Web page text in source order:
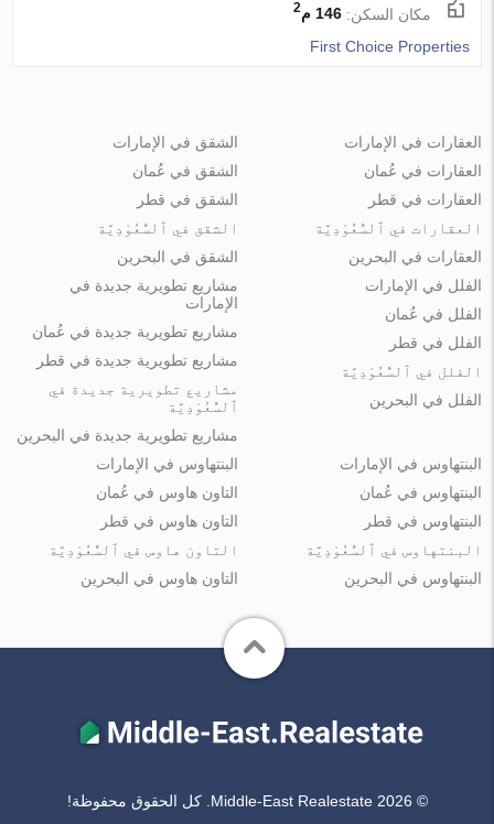
مكان السكن:146 م 2
First Choice Properties
العقارات في الإمارات
العقارات في عُمان
العقارات في قطر
العقارات في ٱلسُّعُوْدِيَّة
العقارات في البحرين
الشقق في الإمارات
الشقق في عُمان
الشقق في قطر
الشقق في ٱلسُّعُوْدِيَّة
الشقق في البحرين
الفلل في الإمارات
الفلل في عُمان
الفلل في قطر
الفلل في ٱلسُّعُوْدِيَّة
الفلل في البحرين
مشاريع تطويرية جديدة في
الإمارات
مشاريع تطويرية جديدة في عُمان
مشاريع تطويرية جديدة في قطر
مشاريع تطويرية جديدة في
ٱلسُّعُوْدِيَّة
مشاريع تطويرية جديدة في البحرين
البنتهاوس في الإمارات
البنتهاوس في عُمان
البنتهاوس في قطر
البنتهاوس في ٱلسُّعُوْدِيَّة
البنتهاوس في البحرين
البنتهاوس في الإمارات
التاون هاوس في عُمان
التاون هاوس في قطر
التاون هاوس في ٱلسُّعُوْدِيَّة
التاون هاوس في البحرين
© Middle-East Realestate 2026. كل الحقوق محفوظة!